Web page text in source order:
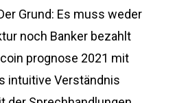
Grund: Es muss weder
noch Banker bezahlt
prognose 2021 mit
intuitive Verständnis